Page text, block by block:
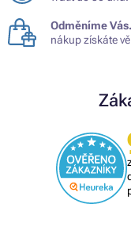
Odměníme Vás.
nákup získáte